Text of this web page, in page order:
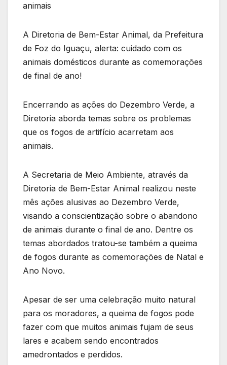
animais
A Diretoria de Bem-Estar Animal, da Prefeitura
de Foz do Iguaçu, alerta: cuidado com os
animais domésticos durante as comemorações
de final de ano!
Encerrando as ações do Dezembro Verde, a
Diretoria aborda temas sobre os problemas
que os fogos de artifício acarretam aos
animais.
A Secretaria de Meio Ambiente, através da
Diretoria de Bem-Estar Animal realizou neste
mês ações alusivas ao Dezembro Verde,
visando a conscientização sobre o abandono
de animais durante o final de ano. Dentre os
temas abordados tratou-se também a queima
de fogos durante as comemorações de Natal e
Ano Novo.
Apesar de ser uma celebração muito natural
para os moradores, a queima de fogos pode
fazer com que muitos animais fujam de seus
lares e acabem sendo encontrados
amedrontados e perdidos.